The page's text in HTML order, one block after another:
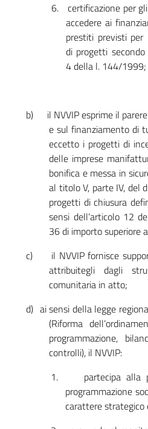
6.
certificazione per
accedere ai
prestiti previsti per
di progetti
4 della l. 144/1999;
b)
il NVVIP esprime il
e sul finanziamento di
eccetto i progetti di
delle imprese
bonifica e messa in
al titolo V, parte IV, del
progetti di chiusura
sensi dell’articolo 12
36 di importo superiore
c)
il NVVIP fornisce
attribuitegli dagli
comunitaria in atto;
d) ai sensi della legge
(Riforma
programmazione,
controlli), il NVVIP:
1.
partecipa alla
programmazione
carattere